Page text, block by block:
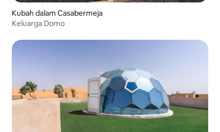
Kubah dalam Casabermeja
Keluarga Domo